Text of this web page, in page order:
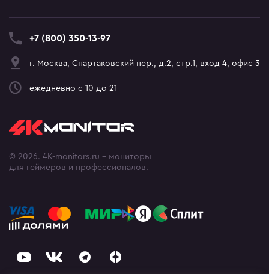
+7 (800) 350-13-97
г. Москва, Спартаковский пер., д.2, стр.1, вход 4, офис 3
ежедневно с 10 до 21
© 2026. 4K-monitors.ru - мониторы
для геймеров и профессионалов.